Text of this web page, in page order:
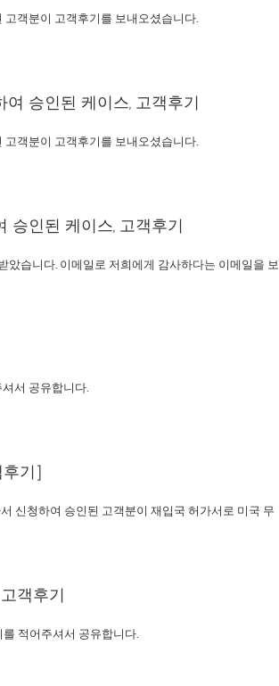
객분이 고객후기를 보내오셨습니다.
승인된 케이스, 고객후기
객분이 고객후기를 보내오셨습니다.
승인된 케이스, 고객후기
습니다. 이메일로 저희에게 감사하다는 이메일을 보
서 공유합니다.
후기]
신청하여 승인된 고객분이 재입국 허가서로 미국 무
객후기
적어주셔서 공유합니다.